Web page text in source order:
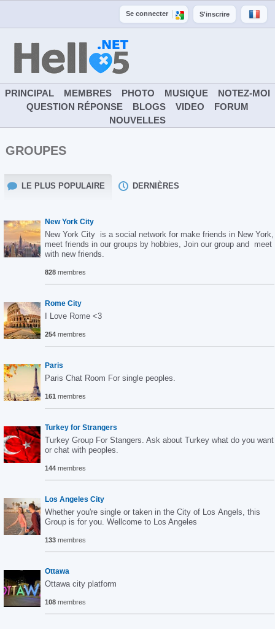
Se connecter S'inscrire
PRINCIPAL MEMBRES PHOTO MUSIQUE
NOTEZ-MOI
QUESTION RÉPONSE
BLOGS VIDEO
FORUM
NOUVELLES
GROUPES
LE PLUS POPULAIRE DERNIÈRES
New York City
New York City is a social network for make friends in New York,
meet friends in our groups by hobbies, Join our group and meet
with new friends.
828 membres
Rome City
I Love Rome <3
254 membres
Paris
Paris Chat Room For single peoples.
161 membres
Turkey for Strangers
Turkey Group For Stangers. Ask about Turkey what do you want
or chat with peoples.
144 membres
Los Angeles City
Whether you're single or taken in the City of Los Angels, this
Group is for you. Wellcome to Los Angeles
133 membres
Ottawa
Ottawa city platform
108 membres